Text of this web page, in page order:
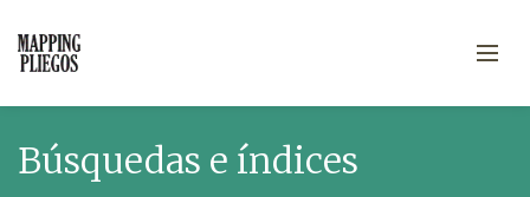
Búsquedas e índices